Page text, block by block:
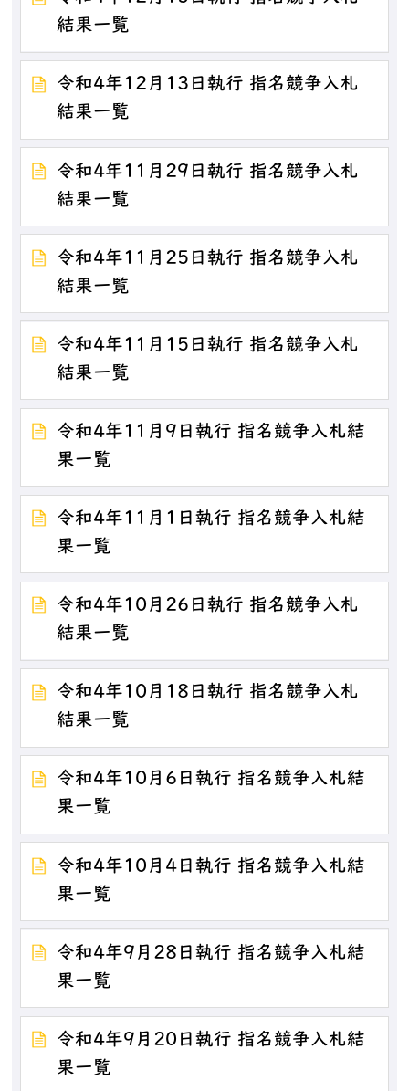
結果一覧
令和4年12月13日執行 指名競争入札
結果一覧
令和4年11月29日執行 指名競争入札
結果一覧
令和4年11月25日執行 指名競争入札
結果一覧
令和4年11月15日執行 指名競争入札
結果一覧
令和4年11月9日執行 指名競争入札結
果一覧
令和4年11月1日執行 指名競争入札結
果一覧
令和4年10月26日執行 指名競争入札
結果一覧
令和4年10月18日執行 指名競争入札
結果一覧
令和4年10月6日執行 指名競争入札結
果一覧
令和4年10月4日執行 指名競争入札結
果一覧
令和4年9月28日執行 指名競争入札結
果一覧
令和4年9月20日執行 指名競争入札結
果一覧